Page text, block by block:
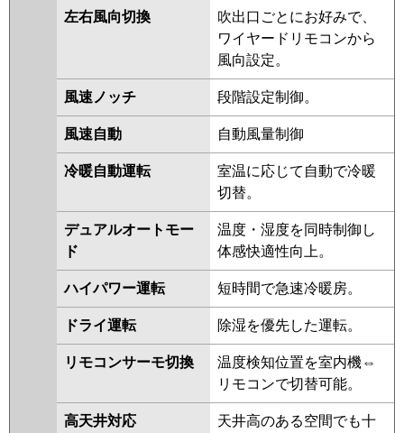
ASEB16057M ASEB16057X
ASSB16057M
ASSB16057X
三菱電機 PMZX-HRMP160F5 PMZX-
ERMP160FE5 PMZX-ERMP160F5
PMZX-HRMP160FF4 PMZX-
PMZX-ERMP160F4
PMZX-ERMP160FE4 PMZX-
HRMP160FF3
PMZX-ERMP160FE3 PMZX-
ERMP160F3 PMZX-HRMP160FF2
PMZX-HRMP160F2 PMZX-
ERMP160FE2 PMZX-ERMP160F2
PMZX-HRMP160FFZ PMZX-
HRMP160FZ PMZX-ERMP160FEZ
PMZX-ERMP160FZ PMZX-
HRMP160FFY PMZX-HRMP160FY
PMZX-ERMP160FEY PMZX-
ERMP160FY PMZX-HRMP160FFV
PMZX-HRMP160FV PMZX-
左右風向切換
吹出口ごとにお好みで、
ワイヤードリモコンから
風向設定。
風速ノッチ 段階設定制御。
風速自動 自動風量制御
冷暖自動運転
室温に応じて自動で冷暖
切替。
デュアルオートモー
ド
温度・湿度を同時制御し
体感快適性向上。
ハイパワー運転 短時間で急速冷暖房。
ドライ運転 除湿を優先した運転。
リモコンサーモ切換
温度検知位置を室内機⇔
リモコンで切替可能。
高天井対応
天井高のある空間でも十